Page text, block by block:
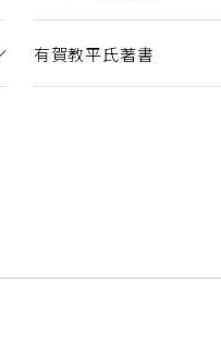
有賀教平氏著書